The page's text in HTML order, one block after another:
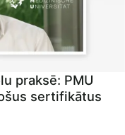
praksē: PMU
sertifikātus